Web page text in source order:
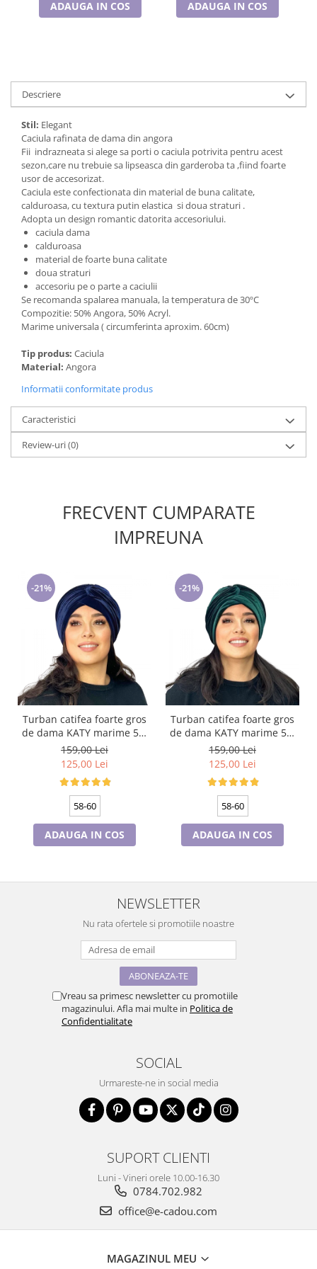
Cadouri pentru Doctori
ADAUGA IN COS ADAUGA IN COS
Descriere
Stil: Elegant
Caciula rafinata de dama din angora
Fii indrazneata si alege sa porti o caciula potrivita pentru acest
sezon,care nu trebuie sa lipseasca din garderoba ta ,fiind foarte
usor de accesorizat.
Caciula este confectionata din material de buna calitate,
calduroasa, cu textura putin elastica si doua straturi .
Adopta un design romantic datorita accesoriului.
caciula dama
calduroasa
material de foarte buna calitate
doua straturi
accesoriu pe o parte a caciulii
Se recomanda spalarea manuala, la temperatura de 30ºC
Compozitie: 50% Angora, 50% Acryl.
Marime universala ( circumferinta aproxim. 60cm)
Tip produs: Caciula
Material: Angora
Informatii conformitate produs
Caracteristici
Review-uri(0)
FRECVENT CUMPARATE
IMPREUNA
-21%
Turban catifea foarte gros
de dama KATY marime 58-
60, captuseala polar,
culoare bleomarin
159,00 Lei
125,00 Lei
58-60
ADAUGA IN COS
-21%
Turban catifea foarte gros
de dama KATY marime 58-
60, captuseala polar,
culoare verde emerald
159,00 Lei
125,00 Lei
58-60
ADAUGA IN COS
NEWSLETTER
Nu rata ofertele si promotiile noastre
Vreau sa primesc newsletter cu promotiile
magazinului. Afla mai multe in Politica de
Confidentialitate
SOCIAL
Urmareste-ne in social media
SUPORT CLIENTI
Luni - Vineri orele 10.00-16.30
0784.702.982
office@e-cadou.com
MAGAZINUL MEU